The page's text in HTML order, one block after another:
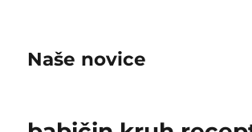
Naše novice